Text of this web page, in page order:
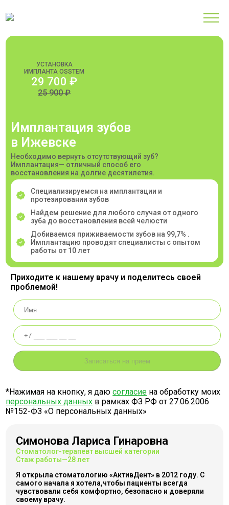
УСТАНОВКА
ИМПЛАНТА OSSTEM
29 700 ₽
25 900 ₽
Имплантация зубов
в Ижевске
Необходимо вернуть отсутствующий зуб?
Имплантация— отличный способ его
восстановления на долгие десятилетия.
Специализируемся на имплантации и
протезировании зубов
Найдем решение для любого случая от одного
зуба до восстановления всей челюсти
Добиваемся приживаемости зубов на 99,7% .
Имплантацию проводят специалисты с опытом
работы от 10 лет
Приходите к нашему врачу и поделитесь своей
проблемой!
*Нажимая на кнопку, я даюсогласие на обработку моих
персональных данных в рамках ФЗ РФ от 27.06.2006
№152-ФЗ «О персональных данных»
Симонова Лариса Гинаровна
Стоматолог-терапевт высшей категории
Стаж работы—28 лет
Я открыла стоматологию «АктивДент» в 2012 году. С
самого начала я хотела,чтобы пациенты всегда
чувствовали себя комфортно, безопасно и доверяли
своему врачу.